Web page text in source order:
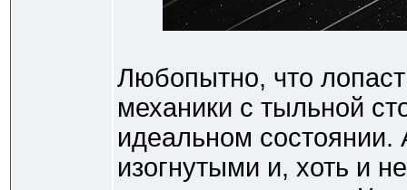
Любопытно, что
механики с тыльной
идеальном состоянии.
изогнутыми и, хоть и